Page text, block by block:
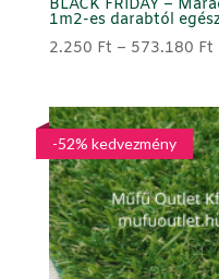
BLACK FRIDAY –
1m2-es darabtól
2.250 Ft – 573.180 Ft
-52% kedvezmény